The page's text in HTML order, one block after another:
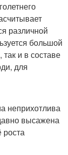
различной
большой
и в составе
для
неприхотлива
высажена
роста